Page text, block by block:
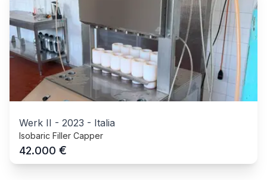
Werk II - 2023 - Italia
Isobaric Filler Capper
42.000 €